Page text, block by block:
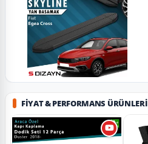
FIYAT & PERFORMANS ÜRÜNLERI